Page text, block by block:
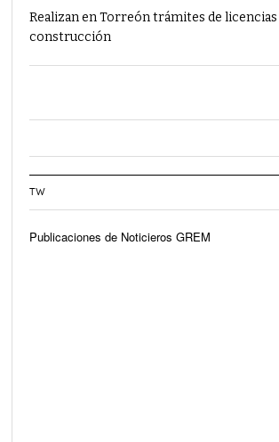
Realizan en Torreón trámites de licencias
construcción
TW
Publicaciones de Noticieros GREM